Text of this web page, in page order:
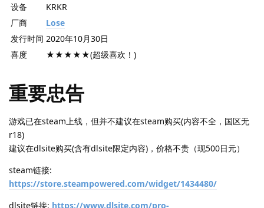
设备
KRKR
厂商
Lose
发行时间 2020年10月30日
喜度
★★★★★(超级喜欢！)
重要忠告
游戏已在steam上线，但并不建议在steam购买(内容不全，国区无
r18)
建议在dlsite购买(含有dlsite限定内容)，价格不贵（现500日元）
steam链接:
https://store.steampowered.com/widget/1434480/
dlsite链接: https://www.dlsite.com/pro-